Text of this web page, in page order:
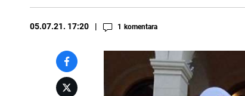
05.07.21. 17:20 1 komentara